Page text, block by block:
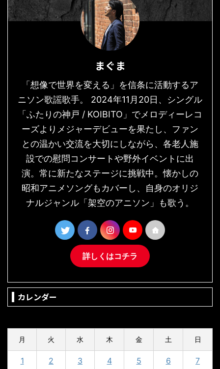
まぐま
「想像で世界を変える」を信条に活動するア
ニソン歌謡歌手。 2024年11月20日、シングル
「ふたりの神戸 / KOIBITO」でメロディーレコ
ーズよりメジャーデビューを果たし、ファン
との温かい交流を大切にしながら、各老人施
設での慰問コンサートや野外イベントに出
演。常に新たなステージに挑戦中。懐かしの
昭和アニメソングもカバーし、自身のオリジ
ナルジャンル「架空のアニソン」も歌う。
詳しくはコチラ
カレンダー
月 火 水 木 金 土 日
1 2 3 4 5 6 7